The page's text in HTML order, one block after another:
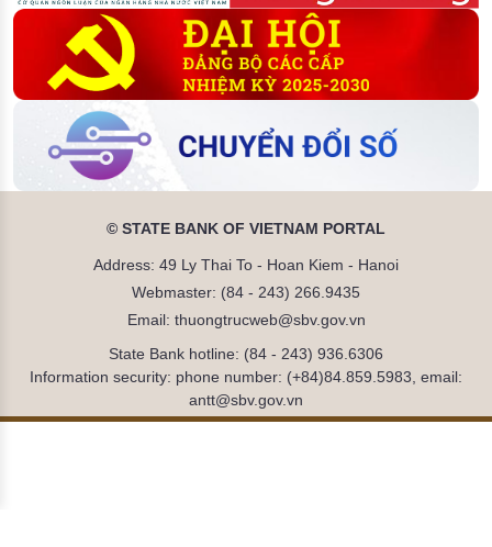
© STATE BANK OF VIETNAM PORTAL
Address: 49 Ly Thai To - Hoan Kiem - Hanoi
Webmaster: (84 - 243) 266.9435
Email: thuongtrucweb@sbv.gov.vn
State Bank hotline: (84 - 243) 936.6306
Information security: phone number: (+84)84.859.5983, email:
antt@sbv.gov.vn